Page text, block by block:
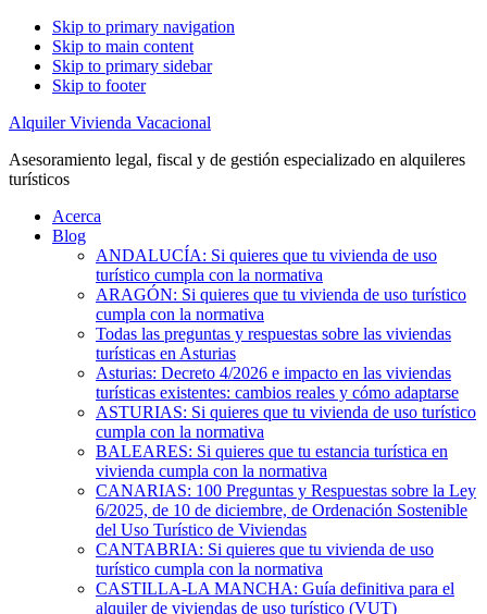
Skip to primary navigation
Skip to main content
Skip to primary sidebar
Skip to footer
Alquiler Vivienda Vacacional
Asesoramiento legal, fiscal y de gestión especializado en alquileres
turísticos
Acerca
Blog
ANDALUCÍA: Si quieres que tu vivienda de uso
turístico cumpla con la normativa
ARAGÓN: Si quieres que tu vivienda de uso turístico
cumpla con la normativa
Todas las preguntas y respuestas sobre las viviendas
turísticas en Asturias
Asturias: Decreto 4/2026 e impacto en las viviendas
turísticas existentes: cambios reales y cómo adaptarse
ASTURIAS: Si quieres que tu vivienda de uso turístico
cumpla con la normativa
BALEARES: Si quieres que tu estancia turística en
vivienda cumpla con la normativa
CANARIAS: 100 Preguntas y Respuestas sobre la Ley
6/2025, de 10 de diciembre, de Ordenación Sostenible
del Uso Turístico de Viviendas
CANTABRIA: Si quieres que tu vivienda de uso
turístico cumpla con la normativa
CASTILLA-LA MANCHA: Guía definitiva para el
alquiler de viviendas de uso turístico (VUT)